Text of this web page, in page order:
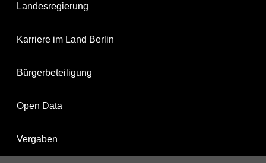
Landesregierung
Karriere im Land Berlin
Bürgerbeteiligung
Open Data
Vergaben